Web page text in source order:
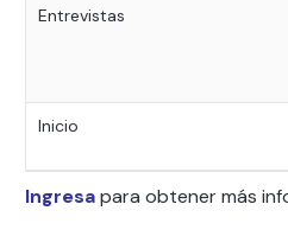
Entrevistas
Inicio
Ingresapara obtener más